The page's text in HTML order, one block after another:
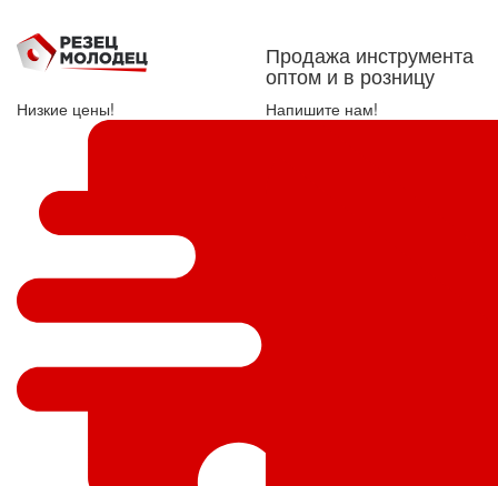
Продажа инструмента
оптом и в розницу
Низкие цены! Напишите нам!